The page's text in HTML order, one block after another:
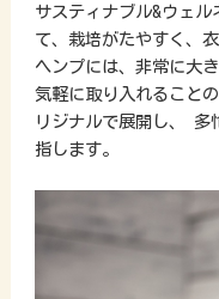
サスティナブル&ウェ
て、栽培がたやすく、
ヘンプには、非常に大
気軽に取り入れること
リジナルで展開し、 多
指します。